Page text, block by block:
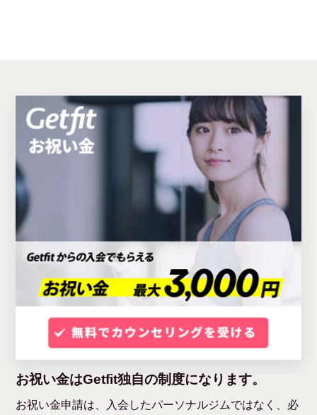
お祝い金はGetfit独自の制度になります。
お祝い金申請は、入会したパーソナルジムではなく、必